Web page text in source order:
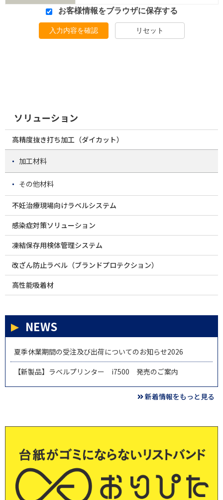
お客様情報をブラウザに保存する
入力内容を確認 リセット
ソリューション
高精度抜き打ち加工（ダイカット）
加工材料
その他材料
不妊治療現場向けラベルシステム
感染症対策ソリューション
凍結保存用検体管理システム
改ざん防止ラベル（ブランドプロテクション）
高性能吸着材
NEWS
夏季休業期間の受注及び出荷についてのお知らせ2026
【新製品】ラベルプリンター i7500 発売のご案内
新着情報をもっと見る